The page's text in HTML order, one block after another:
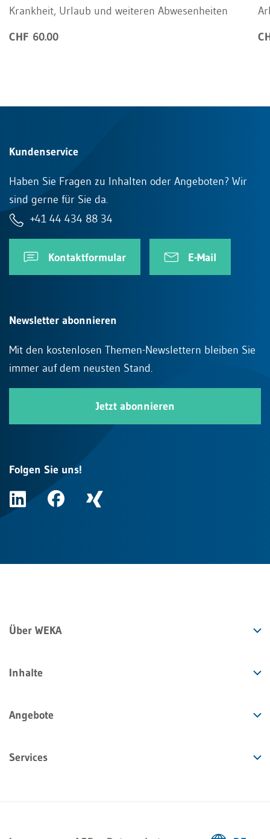
Krankheit, Urlaub und weiteren Abwesenheiten
CHF 60.00
Kundenservice
Haben Sie Fragen zu Inhalten oder Angeboten? Wir
sind gerne für Sie da.
+41 44 434 88 34
Kontaktformular E-Mail
Newsletter abonnieren
Mit den kostenlosen Themen-Newslettern bleiben Sie
immer auf dem neusten Stand.
Jetzt abonnieren
Folgen Sie uns!
Über WEKA
Inhalte
Angebote
Services